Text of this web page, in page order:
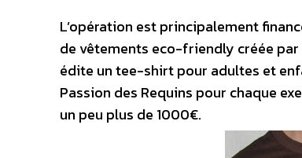
L’opération est principalement
de vêtements eco-friendly créée par
édite un tee-shirt pour adultes et
Passion des Requins pour chaque
un peu plus de 1000€.